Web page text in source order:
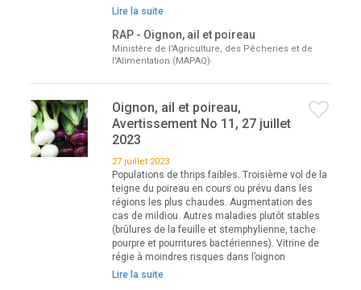
Lire la suite
RAP - Oignon, ail et poireau
Ministère de l'Agriculture, des Pêcheries et de
l'Alimentation (MAPAQ)
Oignon, ail et poireau,
Avertissement No 11, 27 juillet
2023
27 juillet 2023
Populations de thrips faibles. Troisième vol de la
teigne du poireau en cours ou prévu dans les
régions les plus chaudes. Augmentation des
cas de mildiou. Autres maladies plutôt stables
(brûlures de la feuille et stemphylienne, tache
pourpre et pourritures bactériennes). Vitrine de
régie à moindres risques dans l’oignon
Lire la suite